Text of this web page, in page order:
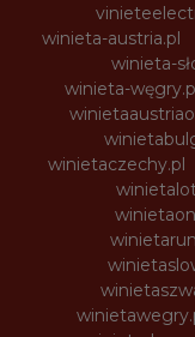
winieta-austria.pl
winieta-
winieta-
winietaczechy.pl